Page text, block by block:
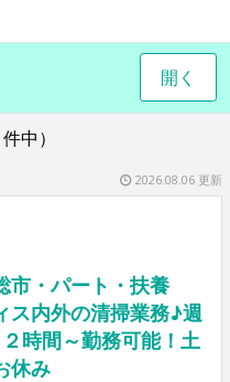
開く
件中）
2026.08.06 更新
市・パート・扶養
ス内外の清掃業務♪週
時間～勤務可能！土
休み